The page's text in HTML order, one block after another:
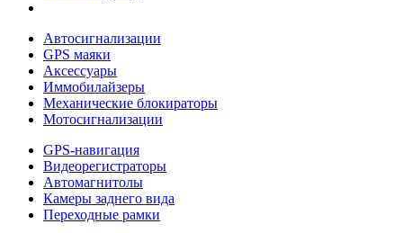
Автосигнализации
GPS маяки
Аксессуары
Иммобилайзеры
Механические блокираторы
Мотосигнализации
GPS-навигация
Видеорегистраторы
Автомагнитолы
Камеры заднего вида
Переходные рамки